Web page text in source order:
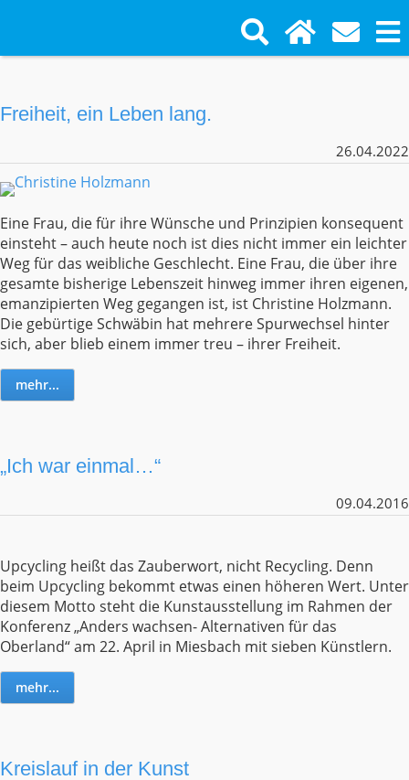
Freiheit, ein Leben lang.
26.04.2022
Eine Frau, die für ihre Wünsche und Prinzipien konsequent
einsteht – auch heute noch ist dies nicht immer ein leichter
Weg für das weibliche Geschlecht. Eine Frau, die über ihre
gesamte bisherige Lebenszeit hinweg immer ihren eigenen,
emanzipierten Weg gegangen ist, ist Christine Holzmann.
Die gebürtige Schwäbin hat mehrere Spurwechsel hinter
sich, aber blieb einem immer treu – ihrer Freiheit.
mehr...
„Ich war einmal…“
09.04.2016
Upcycling heißt das Zauberwort, nicht Recycling. Denn
beim Upcycling bekommt etwas einen höheren Wert. Unter
diesem Motto steht die Kunstausstellung im Rahmen der
Konferenz „Anders wachsen- Alternativen für das
Oberland“ am 22. April in Miesbach mit sieben Künstlern.
mehr...
Kreislauf in der Kunst